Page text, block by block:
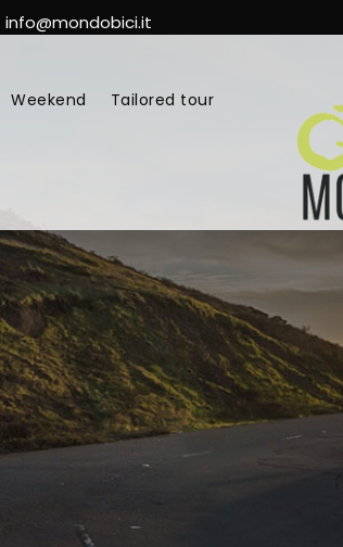
info@mondobici.it
Weekend Tailored tour